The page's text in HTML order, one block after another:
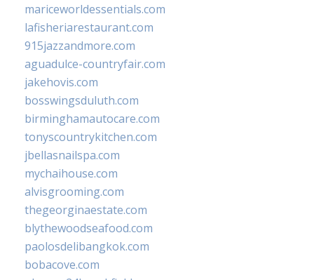
mariceworldessentials.com
lafisheriarestaurant.com
915jazzandmore.com
aguadulce-countryfair.com
jakehovis.com
bosswingsduluth.com
birminghamautocare.com
tonyscountrykitchen.com
jbellasnailspa.com
mychaihouse.com
alvisgrooming.com
thegeorginaestate.com
blythewoodseafood.com
paolosdelibangkok.com
bobacove.com